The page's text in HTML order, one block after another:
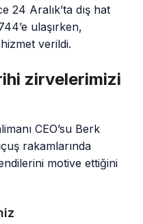
24 Aralık’ta dış hat
ulaşırken,
verildi.
zirvelerimizi
CEO’su Berk
rakamlarında
motive ettiğini